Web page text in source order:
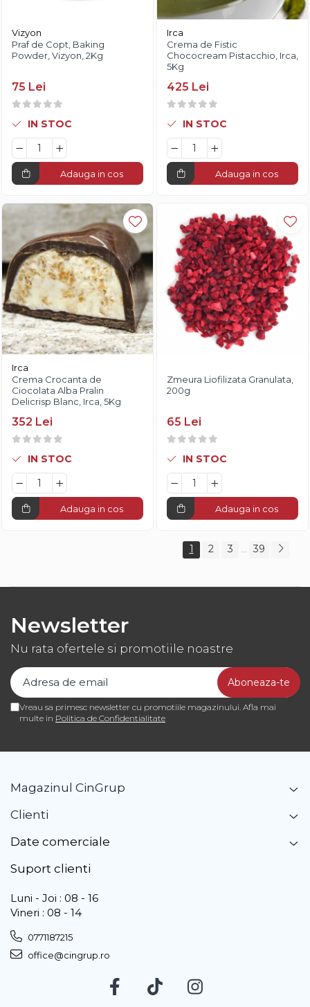
Vizyon
Praf de Copt, Baking
Powder, Vizyon, 2Kg
75 Lei
IN STOC
Adauga in cos
Irca
Crema de Fistic
Chococream Pistacchio, Irca,
5Kg
425 Lei
IN STOC
Adauga in cos
Irca
Crema Crocanta de
Ciocolata Alba Pralin
Delicrisp Blanc, Irca, 5Kg
352 Lei
IN STOC
Adauga in cos
Zmeura Liofilizata Granulata,
200g
65 Lei
IN STOC
Adauga in cos
1 2 3 39
Newsletter
Nu rata ofertele si promotiile noastre
Vreau sa primesc newsletter cu promotiile magazinului. Afla mai
multe in Politica de Confidentialitate
Magazinul CinGrup
Clienti
Date comerciale
Suport clienti
Luni - Joi : 08 - 16
Vineri : 08 - 14
0771187215
office@cingrup.ro